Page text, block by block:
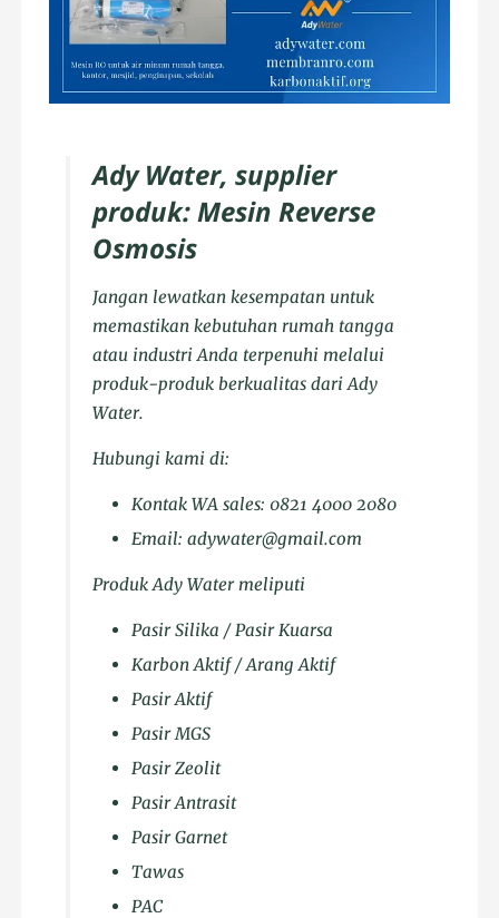
Ady Water, supplier
produk: Mesin Reverse
Osmosis
Jangan lewatkan kesempatan untuk
memastikan kebutuhan rumah tangga
atau industri Anda terpenuhi melalui
produk-produk berkualitas dari Ady
Water.
Hubungi kami di:
Kontak WA sales: 0821 4000 2080
Email: adywater@gmail.com
Produk Ady Water meliputi
Pasir Silika / Pasir Kuarsa
Karbon Aktif / Arang Aktif
Pasir Aktif
Pasir MGS
Pasir Zeolit
Pasir Antrasit
Pasir Garnet
Tawas
PAC